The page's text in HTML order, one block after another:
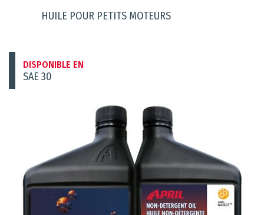
HUILE POUR PETITS MOTEURS
DISPONIBLE EN
SAE 30